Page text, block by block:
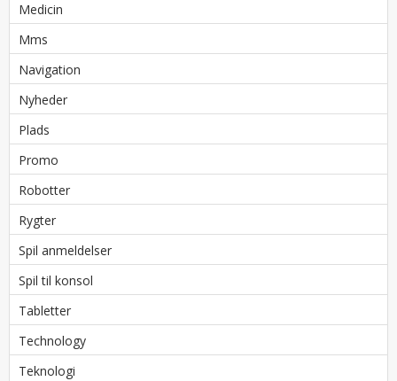
Medicin
Mms
Navigation
Nyheder
Plads
Promo
Robotter
Rygter
Spil anmeldelser
Spil til konsol
Tabletter
Technology
Teknologi